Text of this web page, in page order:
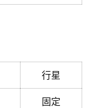
行星
固定